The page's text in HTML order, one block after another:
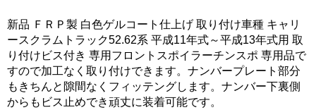
新品 ＦＲＰ製 白色ゲルコート仕上げ 取り付け車種 キャリ
ースクラムトラック52.62系 平成11年式～平成13年式用 取
り付けビス付き 専用フロントスポイラーチンスポ 専用品で
すので加工なく取り付けできます。ナンバープレート部分
もきちんと隙間なくフィッテングします。ナンバー下裏側
からもビス止めでき頑丈に装着可能です。